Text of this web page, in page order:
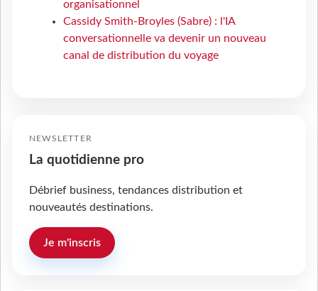
organisationnel
Cassidy Smith-Broyles (Sabre) : l'IA
conversationnelle va devenir un nouveau
canal de distribution du voyage
NEWSLETTER
La quotidienne pro
Débrief business, tendances distribution et
nouveautés destinations.
Je m'inscris